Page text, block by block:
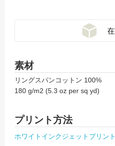
素材
リングスパンコットン 100%
180 g/m2 (5.3 oz per sq yd)
プリント方法
ホワイトインクジェットプリント